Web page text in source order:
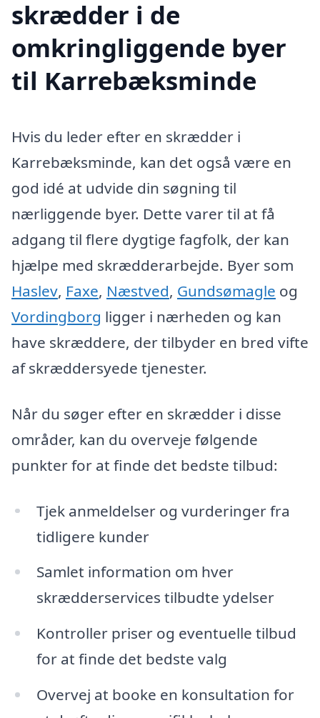
skrædder i de
omkringliggende byer
til Karrebæksminde
Hvis du leder efter en skrædder i
Karrebæksminde, kan det også være en
god idé at udvide din søgning til
nærliggende byer. Dette varer til at få
adgang til flere dygtige fagfolk, der kan
hjælpe med skrædderarbejde. Byer som
Haslev, Faxe, Næstved, Gundsømagle og
Vordingborg ligger i nærheden og kan
have skræddere, der tilbyder en bred vifte
af skræddersyede tjenester.
Når du søger efter en skrædder i disse
områder, kan du overveje følgende
punkter for at finde det bedste tilbud:
Tjek anmeldelser og vurderinger fra
tidligere kunder
Samlet information om hver
skrædderservices tilbudte ydelser
Kontroller priser og eventuelle tilbud
for at finde det bedste valg
Overvej at booke en konsultation for